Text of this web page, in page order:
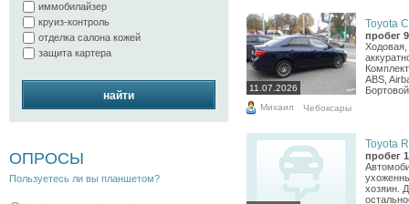
иммобилайзер
круиз-контроль
отделка салона кожей
защита картера
найти
ОПРОСЫ
Пользуетесь ли вы планшетом?
11.07.2026
Toyota
пробег
Ходовая,
ABS,
Михаил Чебоксары
Toyota
пробег
хозяин.